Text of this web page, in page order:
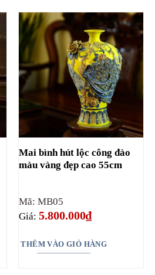
Mai bình hút lộc công đào
màu vàng đẹp cao 55cm
Mã: MB05
Giá:5.800.000₫
THÊM VÀO GIỎ HÀNG